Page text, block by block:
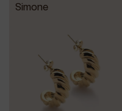
Simone